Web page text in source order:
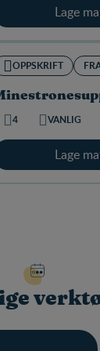
Lage
OPPSKRIFT
4 VANLIG
Lage